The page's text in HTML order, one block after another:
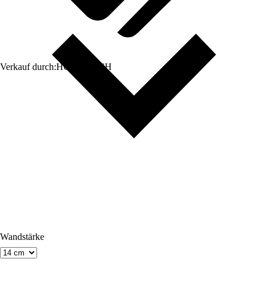
Verkauf durch:HORNBACH
Wandstärke